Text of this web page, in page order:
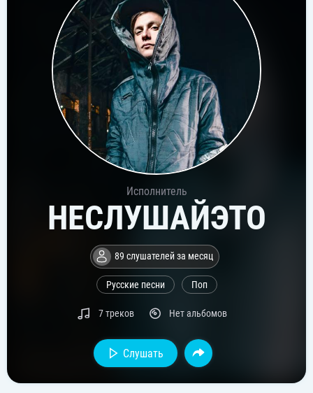
Исполнитель
НЕСЛУШАЙЭТО
89 слушателей за месяц
Русские песни Поп
7 треков Нет альбомов
Слушать